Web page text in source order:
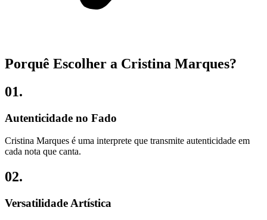
Porquê Escolher a Cristina Marques?
01.
Autenticidade no Fado
Cristina Marques é uma interprete que transmite autenticidade em
cada nota que canta.
02.
Versatilidade Artística